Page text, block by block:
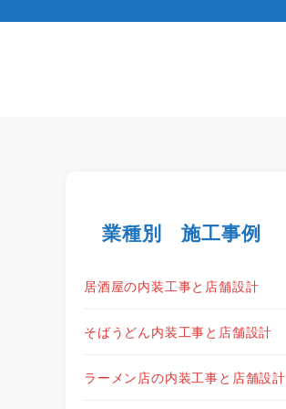
業種別 施工事例
居酒屋の内装工事と店舗設計
そばうどん内装工事と店舗設計
ラーメン店の内装工事と店舗設計